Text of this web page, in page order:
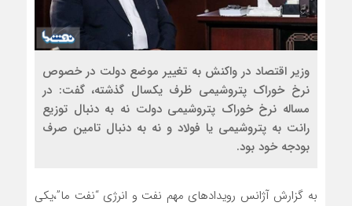
وزیر اقتصاد در واکنش به تغییر موضع دولت در خصوص
نرخ خوراک پتروشیمی ظرف یکسال گذشته، گفت: در
مساله نرخ خوراک پتروشیمی دولت نه به دنبال توزیع
رانت به پتروشیمی‌ یا فولاد و نه به دنبال تامین صرف
بودجه خود بود.
به گزارش آژانس رویدادهای مهم نفت و انرژی “نفت ما”،یکی